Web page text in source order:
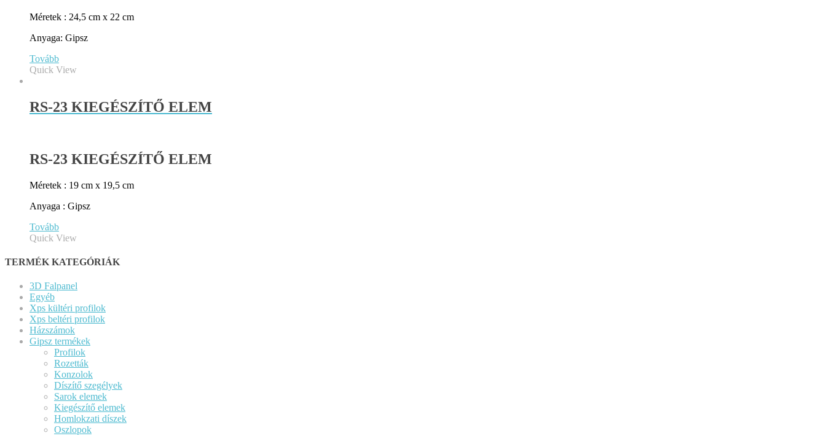
Méretek : 24,5 cm x 22 cm
Anyaga: Gipsz
Tovább
Quick View
RS-23 KIEGÉSZÍTŐ ELEM
RS-23 KIEGÉSZÍTŐ ELEM
Méretek : 19 cm x 19,5 cm
Anyaga : Gipsz
Tovább
Quick View
TERMÉK KATEGÓRIÁK
3D Falpanel
Egyéb
Xps kültéri profilok
Xps beltéri profilok
Házszámok
Gipsz termékek
Profilok
Rozetták
Konzolok
Díszítő szegélyek
Sarok elemek
Kiegészítő elemek
Homlokzati díszek
Oszlopok